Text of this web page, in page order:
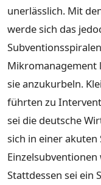
unerlässlich. Mit
werde sich das
Mikromanagement
sie anzukurbeln.
führten zu
sei die deutsche
sich in einer akuten
Stattdessen sei